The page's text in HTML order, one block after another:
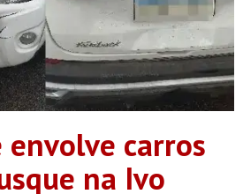
carros
na Ivo